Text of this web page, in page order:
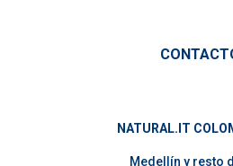
NATURAL.IT
Medellín y resto